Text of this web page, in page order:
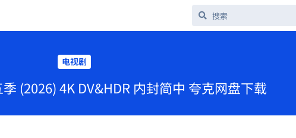
电视剧
(2026) 4K DV&HDR 内封简中 夸克网盘下载